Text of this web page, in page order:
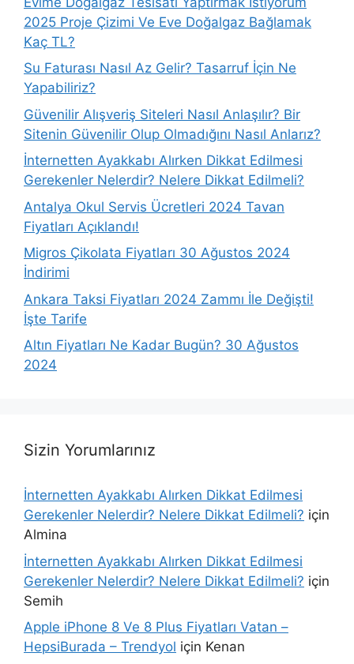
2025 Proje Çizimi Ve Eve Doğalgaz Bağlamak
Kaç TL?
Su Faturası Nasıl Az Gelir? Tasarruf İçin Ne
Yapabiliriz?
Güvenilir Alışveriş Siteleri Nasıl Anlaşılır? Bir
Sitenin Güvenilir Olup Olmadığını Nasıl Anlarız?
İnternetten Ayakkabı Alırken Dikkat Edilmesi
Gerekenler Nelerdir? Nelere Dikkat Edilmeli?
Antalya Okul Servis Ücretleri 2024 Tavan
Fiyatları Açıklandı!
Migros Çikolata Fiyatları 30 Ağustos 2024
İndirimi
Ankara Taksi Fiyatları 2024 Zammı İle Değişti!
İşte Tarife
Altın Fiyatları Ne Kadar Bugün? 30 Ağustos
2024
Sizin Yorumlarınız
İnternetten Ayakkabı Alırken Dikkat Edilmesi
Gerekenler Nelerdir? Nelere Dikkat Edilmeli? için
Almina
İnternetten Ayakkabı Alırken Dikkat Edilmesi
Gerekenler Nelerdir? Nelere Dikkat Edilmeli? için
Semih
Apple iPhone 8 Ve 8 Plus Fiyatları Vatan –
HepsiBurada – Trendyol için Kenan